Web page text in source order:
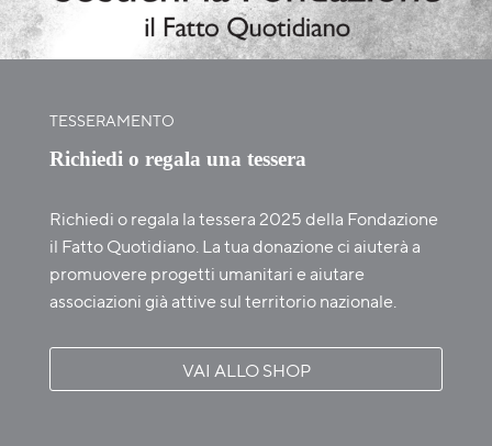
TESSERAMENTO
Richiedi o regala una tessera
Richiedi o regala la tessera 2025 della Fondazione
il Fatto Quotidiano. La tua donazione ci aiuterà a
promuovere progetti umanitari e aiutare
associazioni già attive sul territorio nazionale.
VAI ALLO SHOP